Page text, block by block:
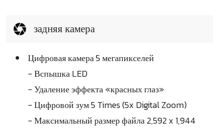
задняя камера
Цифровая камера 5 мегапикселей
- Вспышка LED
- Удаление эффекта «красных глаз»
- Цифровой зум 5 Times (5x Digital Zoom)
- Максимальный размер файла 2,592 x 1,944